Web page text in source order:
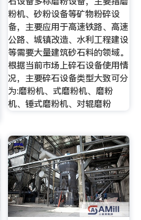
粉机、砂粉设备等矿物粉碎设
备，主要应用于高速铁路、高速
公路、城镇改造、水利工程建设
等需要大量建筑砂石料的领域。
根据当前市场上碎石设备使用情
况，主要碎石设备类型大致可分
为:磨粉机、式磨粉机、磨粉
机、锤式磨粉机、对辊磨粉